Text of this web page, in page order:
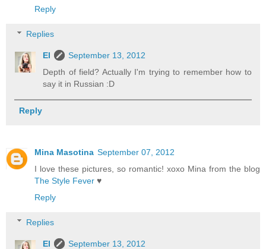
Reply
Replies
El
September 13, 2012
Depth of field? Actually I'm trying to remember how to
say it in Russian :D
Reply
Mina Masotina September 07, 2012
I love these pictures, so romantic! xoxo Mina from the blog
The Style Fever ♥
Reply
Replies
El
September 13, 2012